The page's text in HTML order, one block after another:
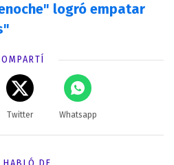
logró empatar
Twitter Whatsapp